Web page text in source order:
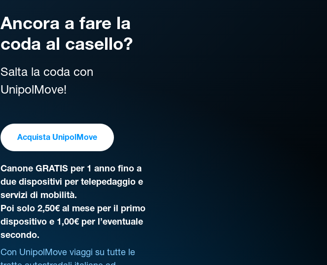
Ancora a fare la
coda al casello?
Salta la coda con
UnipolMove!
Acquista UnipolMove
Canone GRATIS per 1 anno fino a
due dispositivi per telepedaggio e
servizi di mobilità.
Poi solo 2,50€ al mese per il primo
dispositivo e 1,00€ per l’eventuale
secondo.
Con UnipolMove viaggi su tutte le